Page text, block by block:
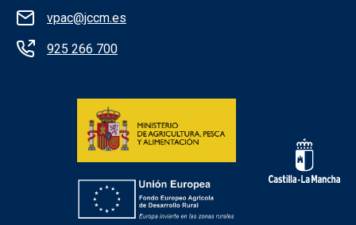
vpac@jccm.es
925 266 700